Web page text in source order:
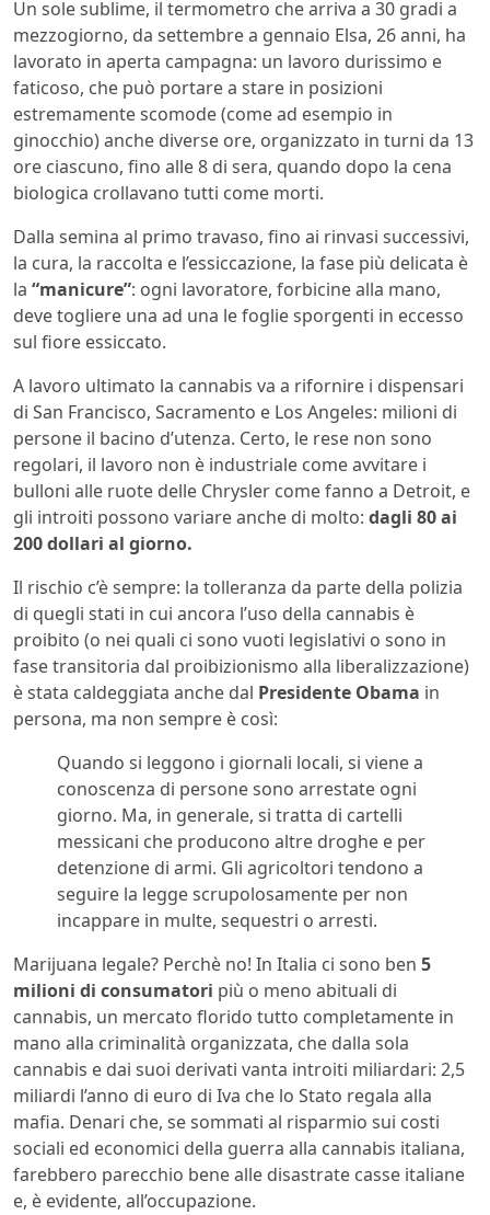
Un sole sublime, il termometro che arriva a 30 gradi a
mezzogiorno, da settembre a gennaio Elsa, 26 anni, ha
lavorato in aperta campagna: un lavoro durissimo e
faticoso, che può portare a stare in posizioni
estremamente scomode (come ad esempio in
ginocchio) anche diverse ore, organizzato in turni da 13
ore ciascuno, fino alle 8 di sera, quando dopo la cena
biologica crollavano tutti come morti.
Dalla semina al primo travaso, fino ai rinvasi successivi,
la cura, la raccolta e l’essiccazione, la fase più delicata è
la “manicure”: ogni lavoratore, forbicine alla mano,
deve togliere una ad una le foglie sporgenti in eccesso
sul fiore essiccato.
A lavoro ultimato la cannabis va a rifornire i dispensari
di San Francisco, Sacramento e Los Angeles: milioni di
persone il bacino d’utenza. Certo, le rese non sono
regolari, il lavoro non è industriale come avvitare i
bulloni alle ruote delle Chrysler come fanno a Detroit, e
gli introiti possono variare anche di molto: dagli 80 ai
200 dollari al giorno.
Il rischio c’è sempre: la tolleranza da parte della polizia
di quegli stati in cui ancora l’uso della cannabis è
proibito (o nei quali ci sono vuoti legislativi o sono in
fase transitoria dal proibizionismo alla liberalizzazione)
è stata caldeggiata anche dal Presidente Obama in
persona, ma non sempre è così:
Quando si leggono i giornali locali, si viene a
conoscenza di persone sono arrestate ogni
giorno. Ma, in generale, si tratta di cartelli
messicani che producono altre droghe e per
detenzione di armi. Gli agricoltori tendono a
seguire la legge scrupolosamente per non
incappare in multe, sequestri o arresti.
Marijuana legale? Perchè no! In Italia ci sono ben 5
milioni di consumatori più o meno abituali di
cannabis, un mercato florido tutto completamente in
mano alla criminalità organizzata, che dalla sola
cannabis e dai suoi derivati vanta introiti miliardari: 2,5
miliardi l’anno di euro di Iva che lo Stato regala alla
mafia. Denari che, se sommati al risparmio sui costi
sociali ed economici della guerra alla cannabis italiana,
farebbero parecchio bene alle disastrate casse italiane
e, è evidente, all’occupazione.